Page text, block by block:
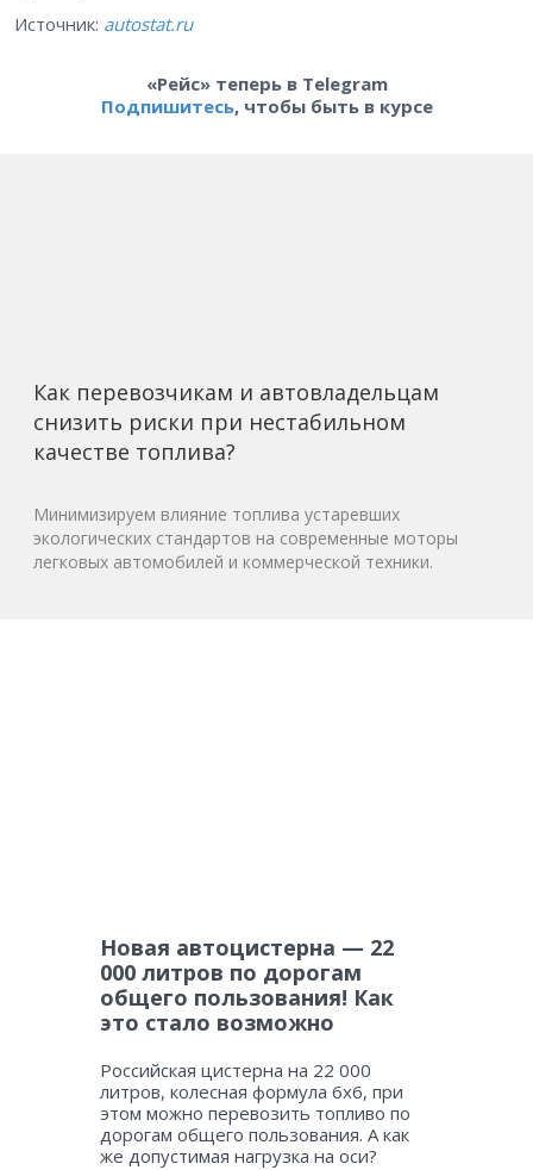
Источник: autostat.ru
«Рейс» теперь в Telegram
Подпишитесь, чтобы быть в курсе
Как перевозчикам и автовладельцам
снизить риски при нестабильном
качестве топлива?
Минимизируем влияние топлива устаревших
экологических стандартов на современные моторы
легковых автомобилей и коммерческой техники.
Новая автоцистерна — 22
000 литров по дорогам
общего пользования! Как
это стало возможно
Российская цистерна на 22 000
литров, колесная формула 6х6, при
этом можно перевозить топливо по
дорогам общего пользования. А как
же допустимая нагрузка на оси?